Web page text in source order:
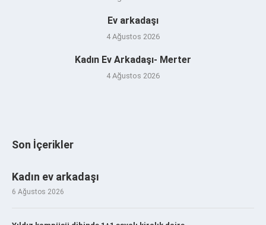
Ev arkadaşı
4 Ağustos 2026
Kadın Ev Arkadaşı- Merter
4 Ağustos 2026
Son İçerikler
Kadın ev arkadaşı
6 Ağustos 2026